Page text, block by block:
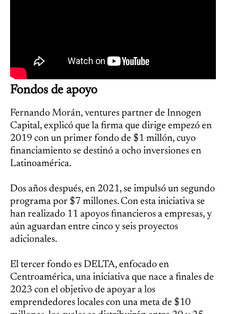
Fondos de apoyo
Fernando Morán, ventures partner de Innogen
Capital, explicó que la firma que dirige empezó en
2019 con un primer fondo de $1 millón, cuyo
financiamiento se destinó a ocho inversiones en
Latinoamérica.
Dos años después, en 2021, se impulsó un segundo
programa por $7 millones. Con esta iniciativa se
han realizado 11 apoyos financieros a empresas, y
aún aguardan entre cinco y seis proyectos
adicionales.
El tercer fondo es DELTA, enfocado en
Centroamérica, una iniciativa que nace a finales de
2023 con el objetivo de apoyar a los
emprendedores locales con una meta de $10